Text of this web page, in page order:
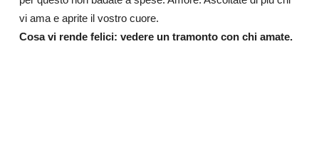
vi ama e aprite il vostro cuore.
Cosa vi rende felici: vedere un tramonto con chi amate.